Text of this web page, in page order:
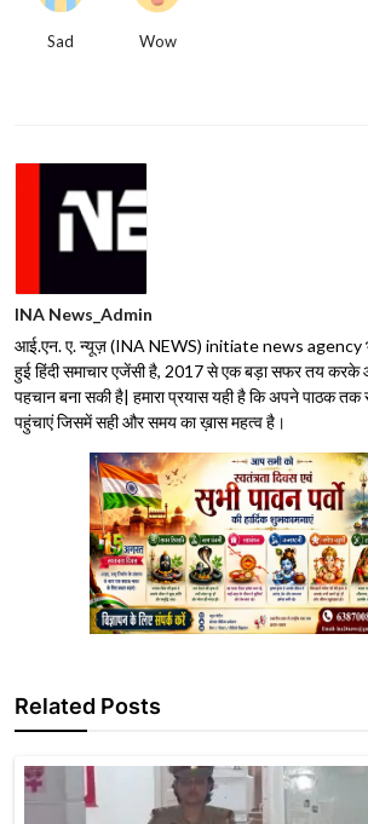
Sad Wow
INA News_Admin
आई.एन. ए. न्यूज़ (INA NEWS) initiate news agency
हुई हिंदी समाचार एजेंसी है, 2017 से एक बड़ा सफर तय
पहचान बना सकी है| हमारा प्रयास यही है कि अपने पाठक
पहुंचाएं जिसमें सही और समय का ख़ास महत्व है।
Related Posts